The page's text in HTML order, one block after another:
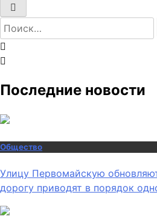
Найти:
Последние новости
Общество
Улицу Первомайскую
дорогу приводят в порядок